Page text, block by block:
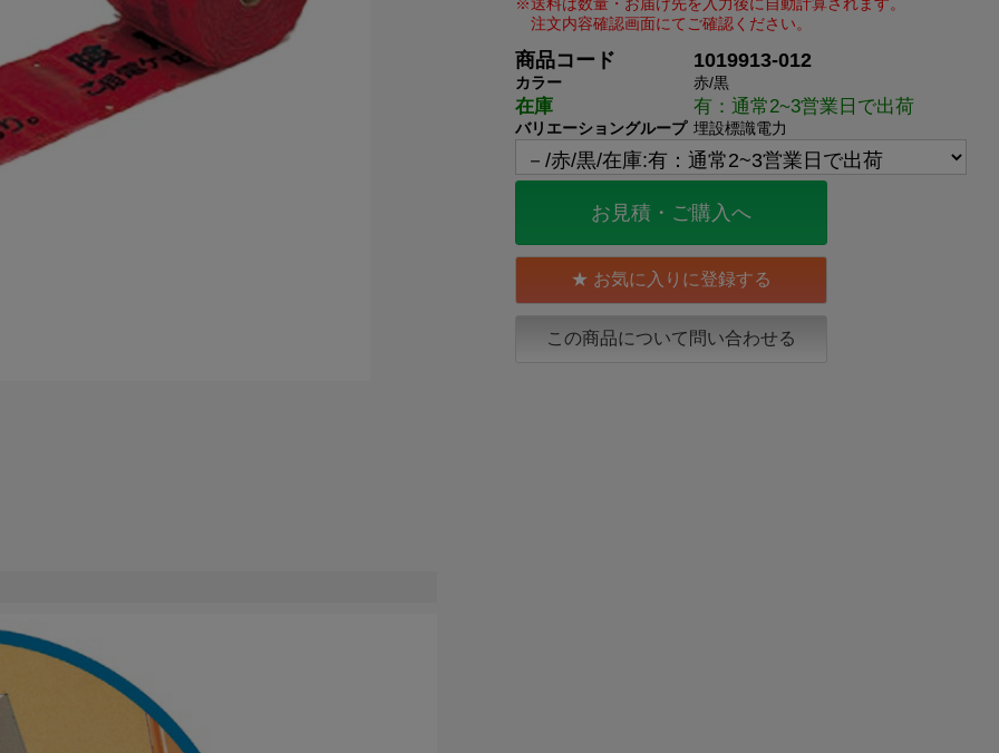
商品コード 1019913-012
カラー 赤/黒
在庫 有：通常2~3営業日で出荷
バリエーショングループ 埋設標識電力
お見積・ご購入へ
この商品について問い合わせる
お気に入りに登録する